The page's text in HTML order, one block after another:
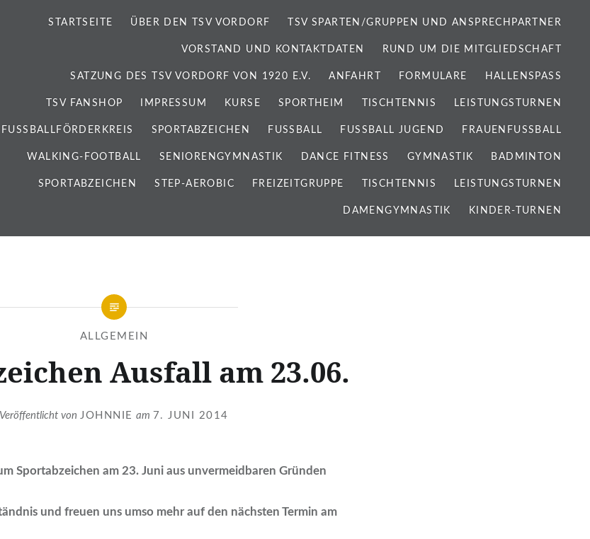
STARTSEITE ÜBER DEN TSV VORDORF TSV SPARTEN/GRUPPEN UND ANSPRECHPARTNER
VORSTAND UND KONTAKTDATEN RUND UM DIE MITGLIEDSCHAFT
SATZUNG DES TSV VORDORF VON 1920 E.V. ANFAHRT FORMULARE HALLENSPASS
TSV FANSHOP IMPRESSUM KURSE SPORTHEIM TISCHTENNIS LEISTUNGSTURNEN
FUSSBALLFÖRDERKREIS SPORTABZEICHEN FUSSBALL FUSSBALL JUGEND FRAUENFUSSBALL
WALKING-FOOTBALL SENIORENGYMNASTIK DANCE FITNESS GYMNASTIK BADMINTON
SPORTABZEICHEN STEP-AEROBIC FREIZEITGRUPPE TISCHTENNIS LEISTUNGSTURNEN
DAMENGYMNASTIK KINDER-TURNEN
ALLGEMEIN
Ausfall am 23.06.
Veröffentlicht von JOHNNIE am 7. JUNI 2014
Sportabzeichen am 23. Juni aus unvermeidbaren Gründen
und freuen uns umso mehr auf den nächsten Termin am